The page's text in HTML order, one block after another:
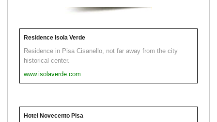
Residence Isola Verde
Residence in Pisa Cisanello, not far away from the city
historical center.
www.isolaverde.com
Hotel Novecento Pisa